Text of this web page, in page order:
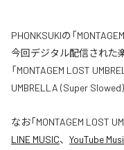
PHONKSUKIの「
今回デジタル配信された楽
「MONTAGEM LOST
UMBRELLA (Super
なお「MONTAGEM LOST
LINE MUSIC、 YouTube